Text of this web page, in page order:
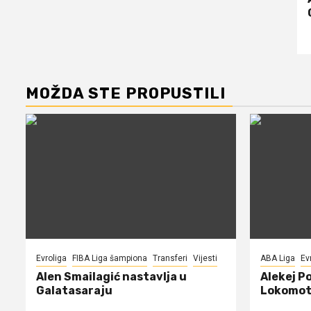
MOŽDA STE PROPUSTILI
Evroliga FIBA Liga šampiona Transferi Vijesti
Alen Smailagić nastavlja u
Galatasaraju
ABA Liga
Alekej